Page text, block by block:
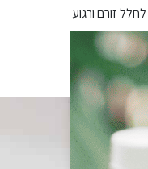
לחלל זורם ורגוע